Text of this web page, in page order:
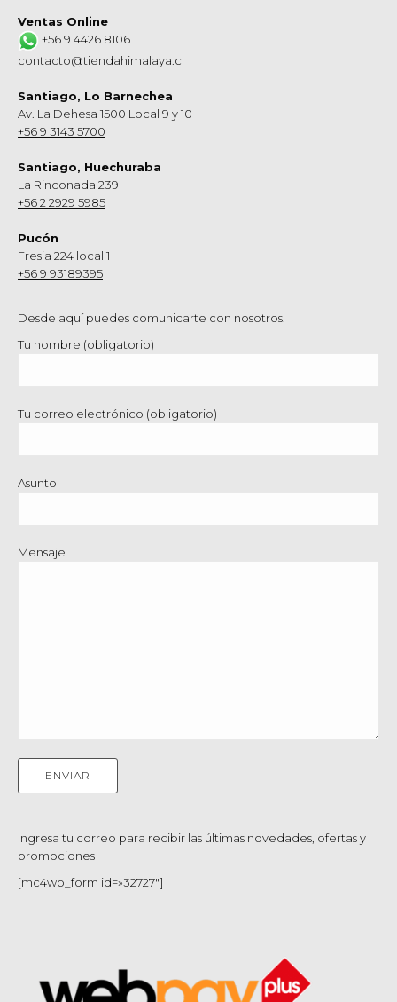
Ventas Online
+56 9 4426 8106
contacto@tiendahimalaya.cl
Santiago, Lo Barnechea
Av. La Dehesa 1500 Local 9 y 10
+56 9 3143 5700
Santiago, Huechuraba
La Rinconada 239
+56 2 2929 5985
Pucón
Fresia 224 local 1
+56 9 93189395
Desde aquí puedes comunicarte con nosotros.
Tu nombre (obligatorio)
Tu correo electrónico (obligatorio)
Asunto
Mensaje
Ingresa tu correo para recibir las últimas novedades, ofertas y
promociones
[mc4wp_form id=»32727″]